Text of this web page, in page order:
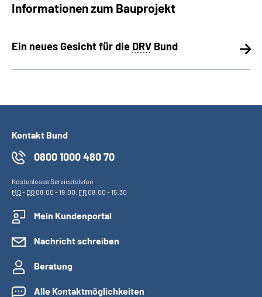
Informationen zum Bauprojekt
Ein neues Gesicht für die DRV Bund
Kontakt Bund
0800 1000 480 70
Kostenloses Servicetelefon
MO- DO08:00 - 19:00, FR08:00 - 15:30
Mein Kundenportal
Nachricht schreiben
Beratung
Alle Kontaktmöglichkeiten